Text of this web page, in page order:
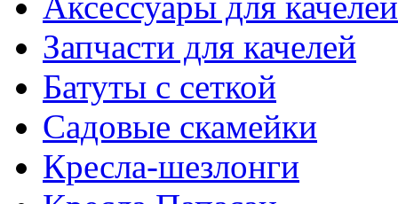
Запчасти для качелей
Батуты с сеткой
Садовые скамейки
Кресла-шезлонги